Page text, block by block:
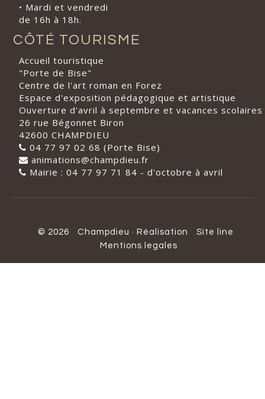
• Mardi et vendredi
de 16h à 18h.
CÔTÉ TOURISME
Accueil touristique
"Porte de Bise"
Centre de l'art roman en Forez
Espace d'exposition pédagogique et artistique
Ouverture d'avril à septembre et vacances scolaires
26 rue Bégonnet Biron
42600 CHAMPDIEU
04 77 97 02 68 (Porte Bise)
animations@champdieu.fr
Mairie : 04 77 97 71 84 - d'octobre à avril
© 2026 Champdieu · Réalisation
Site line
Mentions legales